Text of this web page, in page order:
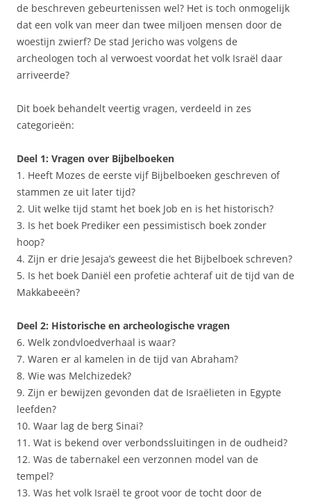
de beschreven gebeurtenissen wel? Het is toch onmogelijk
dat een volk van meer dan twee miljoen mensen door de
woestijn zwierf? De stad Jericho was volgens de
archeologen toch al verwoest voordat het volk Israël daar
arriveerde?
Dit boek behandelt veertig vragen, verdeeld in zes
categorieën:
Deel 1: Vragen over Bijbelboeken
1. Heeft Mozes de eerste vijf Bijbelboeken geschreven of
stammen ze uit later tijd?
2. Uit welke tijd stamt het boek Job en is het historisch?
3. Is het boek Prediker een pessimistisch boek zonder
hoop?
4. Zijn er drie Jesaja’s geweest die het Bijbelboek schreven?
5. Is het boek Daniël een profetie achteraf uit de tijd van de
Makkabeeën?
Deel 2: Historische en archeologische vragen
6. Welk zondvloedverhaal is waar?
7. Waren er al kamelen in de tijd van Abraham?
8. Wie was Melchizedek?
9. Zijn er bewijzen gevonden dat de Israëlieten in Egypte
leefden?
10. Waar lag de berg Sinai?
11. Wat is bekend over verbondssluitingen in de oudheid?
12. Was de tabernakel een verzonnen model van de
tempel?
13. Was het volk Israël te groot voor de tocht door de